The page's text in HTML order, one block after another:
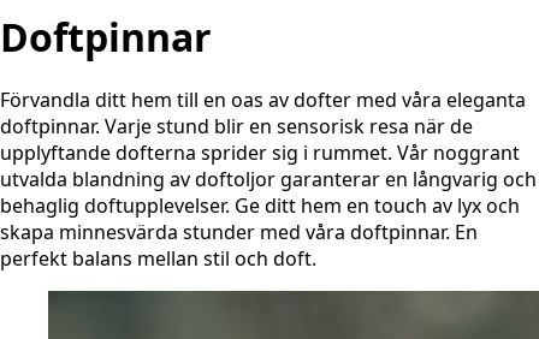
Doftpinnar
Förvandla ditt hem till en oas av dofter med våra eleganta
doftpinnar. Varje stund blir en sensorisk resa när de
upplyftande dofterna sprider sig i rummet. Vår noggrant
utvalda blandning av doftoljor garanterar en långvarig och
behaglig doftupplevelser. Ge ditt hem en touch av lyx och
skapa minnesvärda stunder med våra doftpinnar. En
perfekt balans mellan stil och doft.